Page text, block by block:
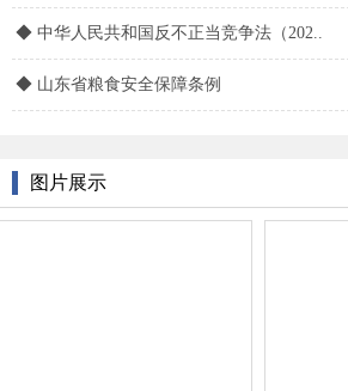
山东泰山蓝天律师事务所党支部专题学习..
郭桂林开展“习近平全面依法治国”主题..
◆ 中华人民共和国反不正当竞争法（202..
◆ 山东省粮食安全保障条例
图片展示